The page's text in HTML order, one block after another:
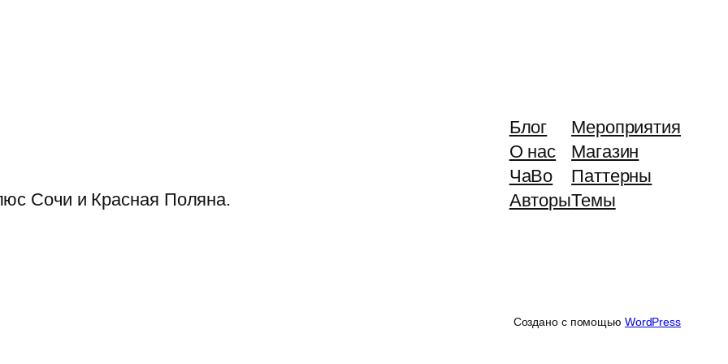
Сочи и Красная Поляна.
Блог
О нас
ЧаВо
Авторы
Мероприятия
Магазин
Паттерны
Темы
Создано с помощью WordPress